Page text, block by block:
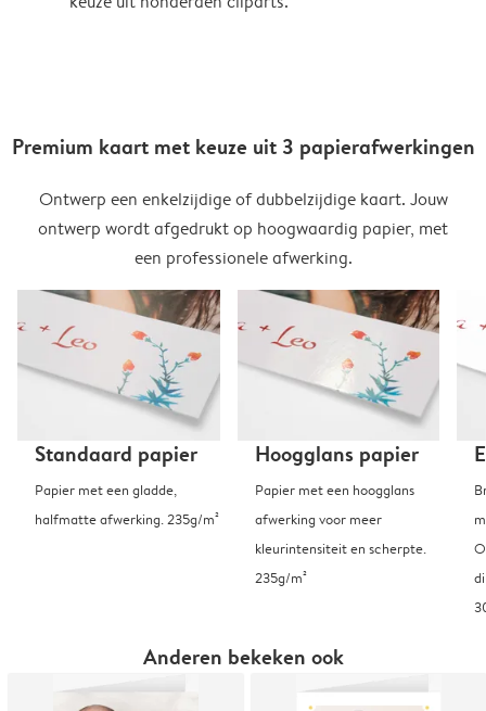
Premium kaart met keuze uit 3 papierafwerkingen
Ontwerp een enkelzijdige of dubbelzijdige kaart. Jouw
ontwerp wordt afgedrukt op hoogwaardig papier, met
een professionele afwerking.
Standaard papier
Papier met een gladde,
halfmatte afwerking. 235g/m²
Hoogglans papier
Papier met een hoogglans
afwerking voor meer
kleurintensiteit en scherpte.
235g/m²
Anderen bekeken ook